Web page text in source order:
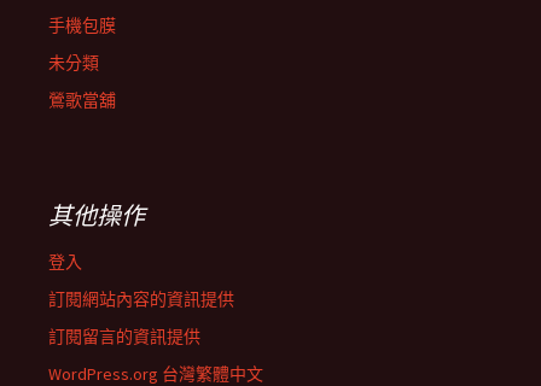
手機包膜
未分類
鶯歌當舖
其他操作
登入
訂閱網站內容的資訊提供
訂閱留言的資訊提供
WordPress.org 台灣繁體中文